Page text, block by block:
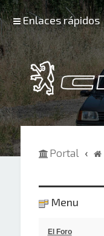
Enlaces rápidos
Portal
Menu
El Foro